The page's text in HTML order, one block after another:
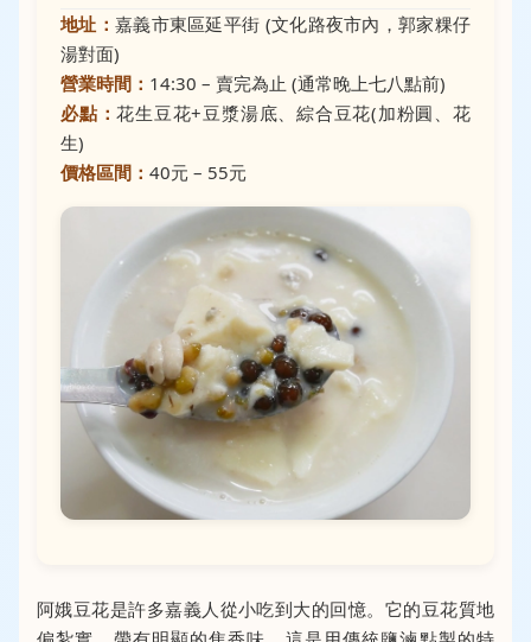
地址： 嘉義市東區延平街 (文化路夜市內，郭家粿仔
湯對面)
營業時間： 14:30 – 賣完為止 (通常晚上七八點前)
必點：花生豆花+豆漿湯底、綜合豆花(加粉圓、花
生)
價格區間： 40元 – 55元
阿娥豆花是許多嘉義人從小吃到大的回憶。它的豆花質地